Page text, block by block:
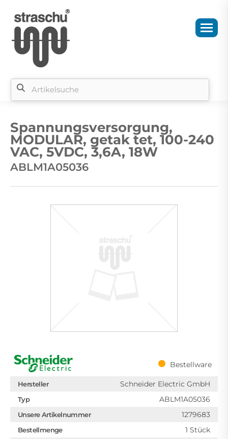
Spannungsversorgung,
MODULAR, getak tet, 100-240
VAC, 5VDC, 3,6A, 18W
ABLM1A05036
Bestellware
Hersteller Schneider Electric GmbH
Typ ABLM1A05036
Unsere Artikelnummer 1279683
Bestellmenge 1 Stück